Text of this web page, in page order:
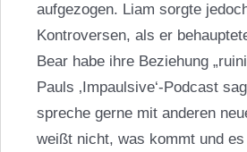
aufgezogen. Liam sorgte
Kontroversen, als er
Bear habe ihre Beziehung
Pauls ‚Impaulsive‘-Podcast
spreche gerne mit anderen
weißt nicht, was kommt und